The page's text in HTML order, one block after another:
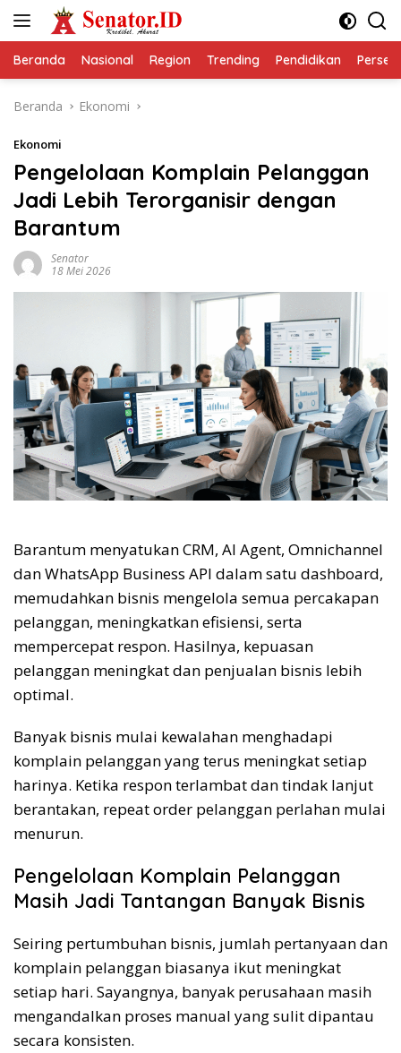
Beranda Nasional Region Trending Pendidikan
Beranda Ekonomi
Ekonomi
Pengelolaan Komplain Pelanggan
Jadi Lebih Terorganisir dengan
Barantum
Senator
18 Mei 2026
Barantum menyatukan CRM, AI Agent, Omnichannel
dan WhatsApp Business API dalam satu dashboard,
memudahkan bisnis mengelola semua percakapan
pelanggan, meningkatkan efisiensi, serta
mempercepat respon. Hasilnya, kepuasan
pelanggan meningkat dan penjualan bisnis lebih
optimal.
Banyak bisnis mulai kewalahan menghadapi
komplain pelanggan yang terus meningkat setiap
harinya. Ketika respon terlambat dan tindak lanjut
berantakan, repeat order pelanggan perlahan mulai
menurun.
Pengelolaan Komplain Pelanggan
Masih Jadi Tantangan Banyak Bisnis
Seiring pertumbuhan bisnis, jumlah pertanyaan dan
komplain pelanggan biasanya ikut meningkat
setiap hari. Sayangnya, banyak perusahaan masih
mengandalkan proses manual yang sulit dipantau
secara konsisten.